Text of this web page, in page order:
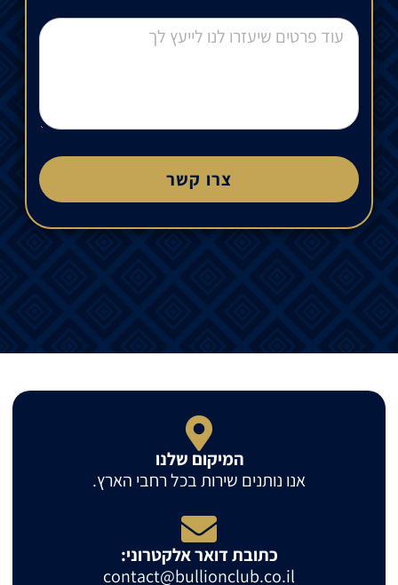
צרו קשר
המיקום שלנו
אנו נותנים שירות בכל רחבי הארץ.
כתובת דואר אלקטרוני:
contact@bullionclub.co.il